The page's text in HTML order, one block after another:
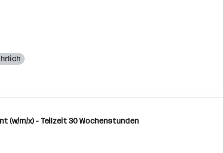
(w/m/x) - Teilzeit 30 Wochenstunden